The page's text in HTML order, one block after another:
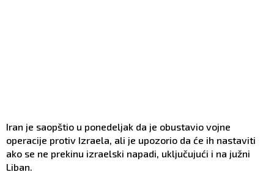
Iran je saopštio u ponedeljak da je obustavio vojne
operacije protiv Izraela, ali je upozorio da će ih nastaviti
ako se ne prekinu izraelski napadi, uključujući i na južni
Liban.